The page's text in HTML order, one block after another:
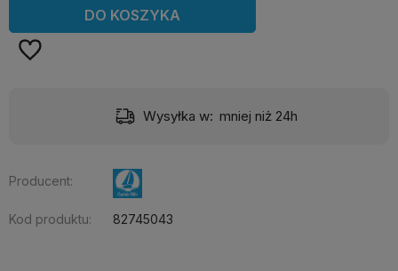
DO KOSZYKA
Wysyłka w: mniej niż 24h
Producent:
Kod produktu: 82745043